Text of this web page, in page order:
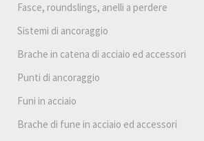
Fasce, roundslings, anelli a perdere
Sistemi di ancoraggio
Brache in catena di acciaio ed accessori
Punti di ancoraggio
Funi in acciaio
Brache di fune in acciaio ed accessori